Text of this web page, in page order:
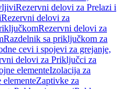
Rezervni delovi za Prelazi i
Rezervni delovi za
Rezervni delovi za
Razdelnik sa priključkom za
cevi i spojevi za grejanje,
delovi za Priključci za
elementeIzolacija za
elementeZaptivke za